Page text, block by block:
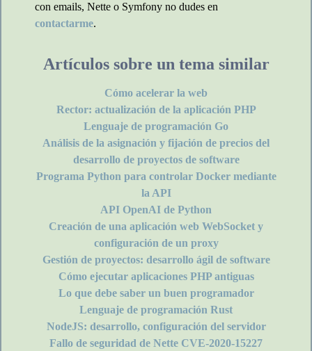
con emails, Nette o Symfony no dudes en
contactarme.
Artículos sobre un tema similar
Cómo acelerar la web
Rector: actualización de la aplicación PHP
Lenguaje de programación Go
Análisis de la asignación y fijación de precios del
desarrollo de proyectos de software
Programa Python para controlar Docker mediante
la API
API OpenAI de Python
Creación de una aplicación web WebSocket y
configuración de un proxy
Gestión de proyectos: desarrollo ágil de software
Cómo ejecutar aplicaciones PHP antiguas
Lo que debe saber un buen programador
Lenguaje de programación Rust
NodeJS: desarrollo, configuración del servidor
Fallo de seguridad de Nette CVE-2020-15227